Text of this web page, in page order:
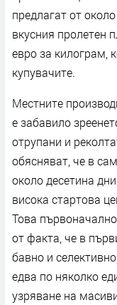
предлагат от
вкусния пролетен
евро за килограм,
купувачите.
Местните
е забавило
отрупани и
обясняват, че в
около десетина
висока стартова
Това
от факта, че в
бавно и
едва по няколко
узряване на